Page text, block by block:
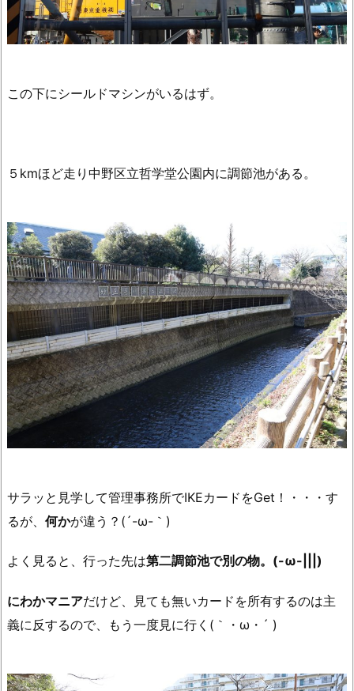
この下にシールドマシンがいるはず。
５kmほど走り中野区立哲学堂公園内に調節池がある。
サラッと見学して管理事務所でIKEカードをGet！・・・す
るが、 何かが違う？(´-ω-｀)
よく見ると、行った先は第二調節池で別の物。(-ω-|||)
にわかマニアだけど、見ても無いカードを所有するのは主
義に反するので、もう一度見に行く(｀・ω・´ )